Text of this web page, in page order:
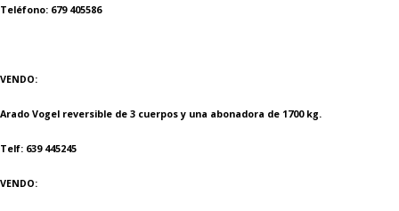
Teléfono: 679 405586
VENDO:
Arado Vogel reversible de 3 cuerpos y una abonadora de 1700 kg.
Telf: 639 445245
VENDO: